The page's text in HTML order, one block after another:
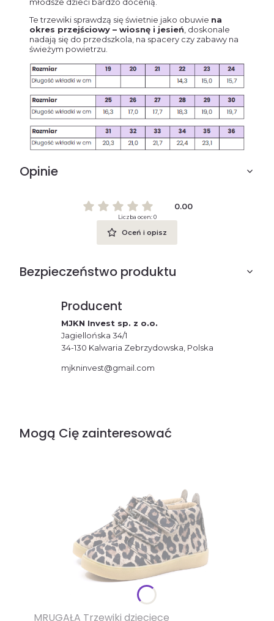
Te trzewiki sprawdzą się świetnie jako obuwie na
okres przejściowy – wiosnę i jesień , doskonale
nadają się do przedszkola, na spacery czy zabawy na
świeżym powietrzu.
Opinie
0.00
Liczba ocen: 0
Oceń i opisz
Bezpieczeństwo produktu
Producent
MJKN Invest sp. z o.o.
Jagiellońska 34/1
34-130 Kalwaria Zebrzydowska, Polska
mjkninvest@gmail.com
Mogą Cię zainteresować
MRUGAŁA Trzewiki dziecięce